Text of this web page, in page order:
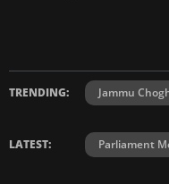
TRENDING: Jammu
LATEST: Parliament